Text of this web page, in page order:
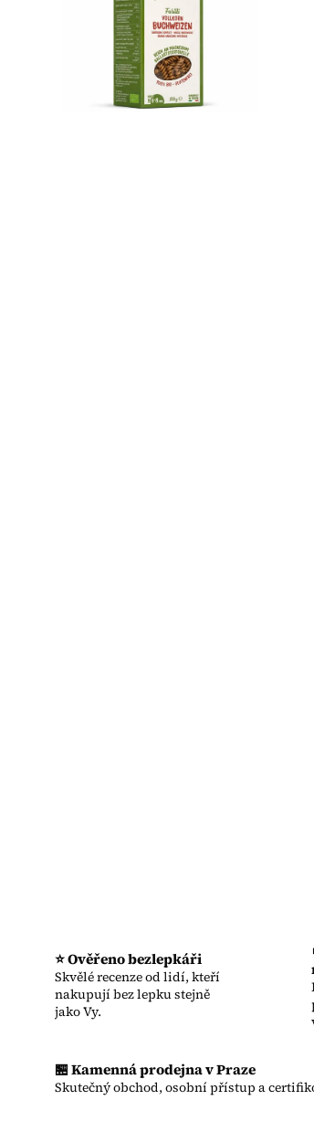
⭐ Ověřeno bezlepkáři
Skvělé recenze od lidí, kteří
nakupují bez lepku stejně
jako Vy.
🏪 Kamenná prodejna v Praze
Skutečný obchod, osobní přístup a